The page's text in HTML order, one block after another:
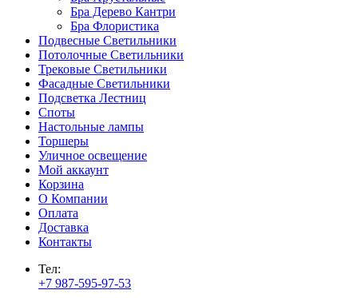
Бра Дерево Кантри
Бра Флористика
Подвесные Светильники
Потолочные Светильники
Трековые Светильники
Фасадные Светильники
Подсветка Лестниц
Споты
Настольные лампы
Торшеры
Уличное освещение
Мой аккаунт
Корзина
О Компании
Оплата
Доставка
Контакты
Тел:
+7 987-595-97-53